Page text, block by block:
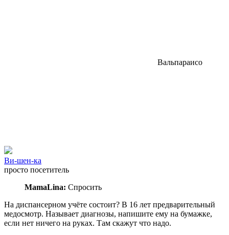
Вальпараисо
Ви-шен-ка
просто посетитель
МаmaLina: Спросить
На диспансерном учёте состоит? В 16 лет предварительный
медосмотр. Называет диагнозы, напишите ему на бумажке,
если нет ничего на руках. Там скажут что надо.